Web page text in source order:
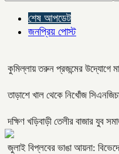
শেষ আপডেট
জনপ্রিয় পোস্ট
কুমিল্লায় তরুন প্রজন্মের উদ্যোগে
তাড়াশে খাল থেকে নিখোঁজ
দক্ষিণ খড়িবাড়ী তেলীর বাজার
জুলাই বিপ্লবের ভাঙা আয়না: